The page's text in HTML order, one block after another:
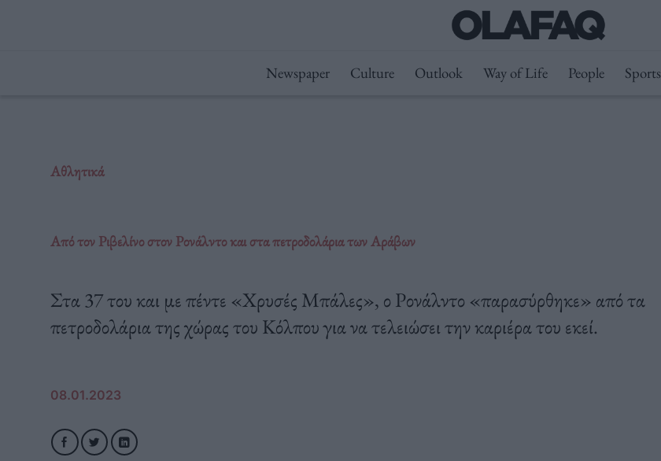
Newspaper Culture Outlook Way of Life People Sports
Αθλητικά
Από τον Ριβελίνο στον Ρονάλντο και στα πετροδολάρια των Αράβων
Στα 37 του και με πέντε «Χρυσές Μπάλες», ο Ρονάλντο «παρασύρθηκε» από τα
πετροδολάρια της χώρας του Κόλπου για να τελειώσει την καριέρα του εκεί.
08.01.2023